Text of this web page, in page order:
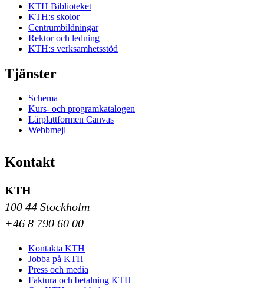
KTH Biblioteket
KTH:s skolor
Centrumbildningar
Rektor och ledning
KTH:s verksamhetsstöd
Tjänster
Schema
Kurs- och programkatalogen
Lärplattformen Canvas
Webbmejl
Kontakt
KTH
100 44 Stockholm
+46 8 790 60 00
Kontakta KTH
Jobba på KTH
Press och media
Faktura och betalning KTH